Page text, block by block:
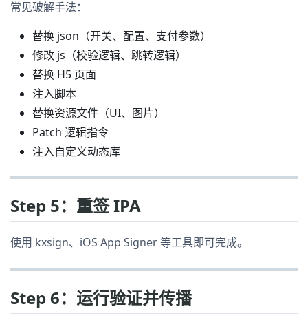
常见破解手法：
替换 json（开关、配置、支付参数）
修改 js（校验逻辑、跳转逻辑）
替换 H5 页面
注入脚本
替换资源文件（UI、图片）
Patch 逻辑指令
注入自定义动态库
Step 5：重签 IPA
使用 kxsign、iOS App Signer 等工具即可完成。
Step 6：运行验证并传播